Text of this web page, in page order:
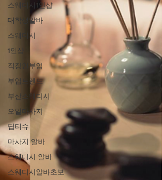
스웨디시1인샵
대학생알바
스웨디시
1인샵
직장인부업
부업트렌드
부산스웨디시
오일마사지
딥티슈
마사지 알바
스웨디시 알바
스웨디시알바초보